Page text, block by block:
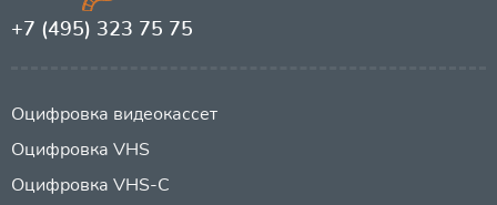
+7 (495) 323 75 75
Оцифровка видеокассет
Оцифровка VHS
Оцифровка VHS-C